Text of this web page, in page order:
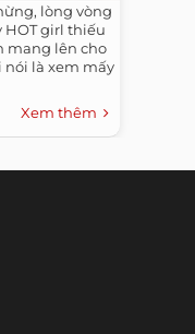
lòng vòng
girl thiếu
mang lên cho
nói là xem mấy
Xem thêm